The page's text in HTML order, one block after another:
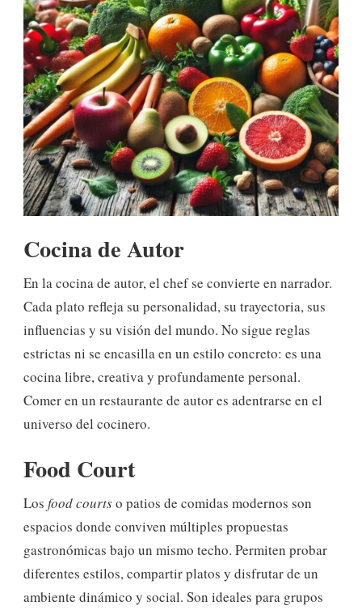
Cocina de Autor
En la cocina de autor, el chef se convierte en narrador.
Cada plato refleja su personalidad, su trayectoria, sus
influencias y su visión del mundo. No sigue reglas
estrictas ni se encasilla en un estilo concreto: es una
cocina libre, creativa y profundamente personal.
Comer en un restaurante de autor es adentrarse en el
universo del cocinero.
Food Court
Los food courtso patios de comidas modernos son
espacios donde conviven múltiples propuestas
gastronómicas bajo un mismo techo. Permiten probar
diferentes estilos, compartir platos y disfrutar de un
ambiente dinámico y social. Son ideales para grupos